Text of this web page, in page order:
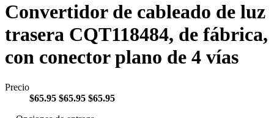
Convertidor de cableado de luz
trasera CQT118484, de fábrica,
con conector plano de 4 vías
Precio
$65.95 $65.95 $65.95